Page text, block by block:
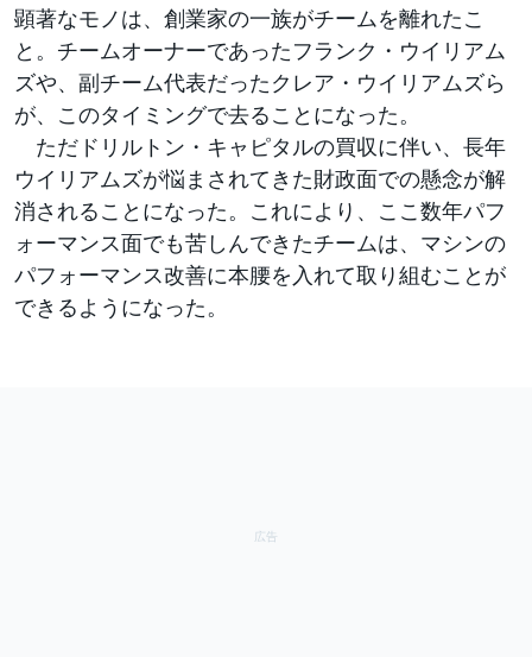
顕著なモノは、創業家の一族がチームを離れたこ
と。チームオーナーであったフランク・ウイリアム
ズや、副チーム代表だったクレア・ウイリアムズら
が、このタイミングで去ることになった。
ただドリルトン・キャピタルの買収に伴い、長年
ウイリアムズが悩まされてきた財政面での懸念が解
消されることになった。これにより、ここ数年パフ
ォーマンス面でも苦しんできたチームは、マシンの
パフォーマンス改善に本腰を入れて取り組むことが
できるようになった。